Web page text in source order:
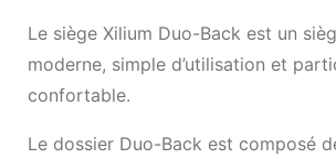
Le siège Xilium Duo-Back est un
moderne, simple d’utilisation et
confortable.
Le dossier Duo-Back est composé